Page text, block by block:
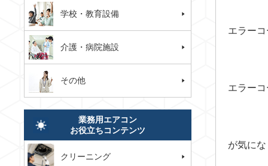
エラー
エラー
が気に
学校・教育設備
介護・病院施設
その他
業務用エアコン
お役立ちコンテンツ
クリーニング